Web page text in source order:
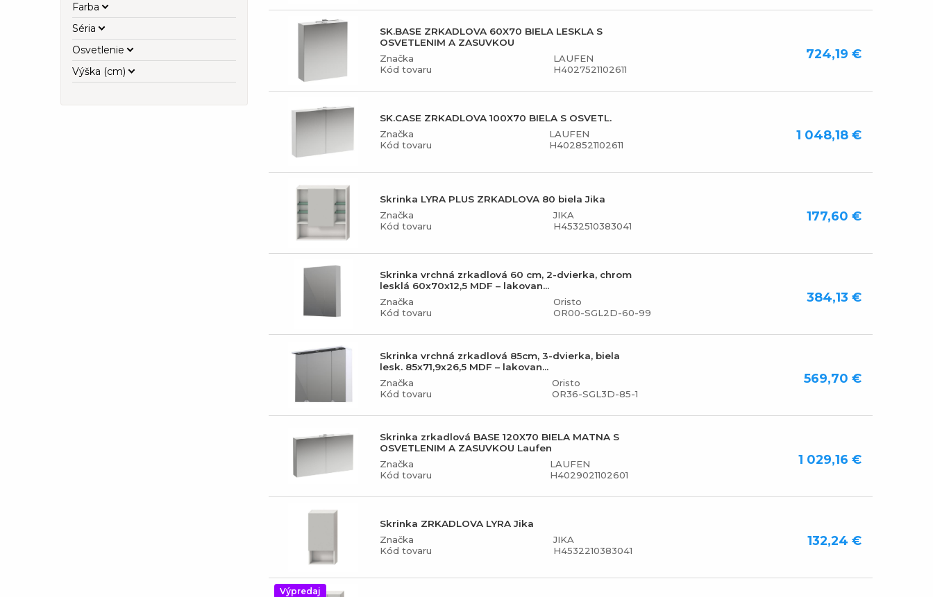
Farba
Séria
Osvetlenie
Výška (cm)
SK.BASE ZRKADLOVA 60X70 BIELA LESKLA S
OSVETLENIM A ZASUVKOU
Značka
LAUFEN
Kód tovaru
H4027521102611
724,19 €
SK.CASE ZRKADLOVA 100X70 BIELA S OSVETL.
Značka
LAUFEN
Kód tovaru
H4028521102611
1 048,18 €
Skrinka LYRA PLUS ZRKADLOVA 80 biela Jika
Značka
JIKA
Kód tovaru
H4532510383041
177,60 €
Skrinka vrchná zrkadlová 60 cm, 2-dvierka, chrom
lesklá 60x70x12,5 MDF – lakovan...
Značka
Oristo
Kód tovaru
OR00-SGL2D-60-99
384,13 €
Skrinka vrchná zrkadlová 85cm, 3-dvierka, biela
lesk. 85x71,9x26,5 MDF – lakovan...
Značka
Oristo
Kód tovaru
OR36-SGL3D-85-1
569,70 €
Skrinka zrkadlová BASE 120X70 BIELA MATNA S
OSVETLENIM A ZASUVKOU Laufen
Značka
LAUFEN
Kód tovaru
H4029021102601
1 029,16 €
Skrinka ZRKADLOVA LYRA Jika
Značka
JIKA
Kód tovaru
H4532210383041
132,24 €
Výpredaj